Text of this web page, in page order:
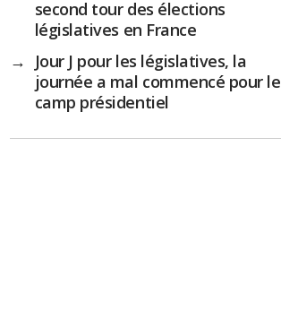
second tour des élections
législatives en France
→
Jour J pour les législatives, la
journée a mal commencé pour le
camp présidentiel